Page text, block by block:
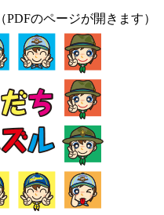
（PDFのページが開きます）